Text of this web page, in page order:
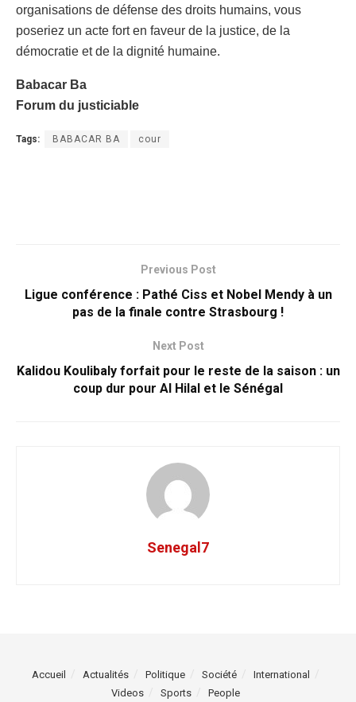
organisations de défense des droits humains, vous
poseriez un acte fort en faveur de la justice, de la
démocratie et de la dignité humaine.
Babacar Ba
Forum du justiciable
Tags: BABACAR BA cour
Previous Post
Ligue conférence : Pathé Ciss et Nobel Mendy à un
pas de la finale contre Strasbourg !
Next Post
Kalidou Koulibaly forfait pour le reste de la saison : un
coup dur pour Al Hilal et le Sénégal
Senegal7
Accueil Actualités Politique Société
International
Videos
Sports People